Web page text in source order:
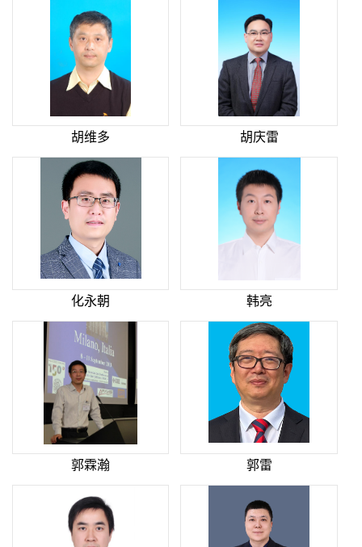
胡维多 胡庆雷
化永朝 韩亮
郭霖瀚 郭雷